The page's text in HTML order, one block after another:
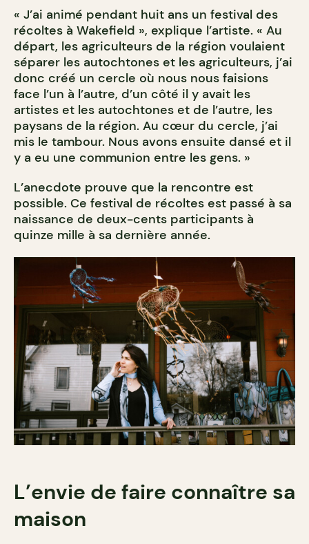
« J’ai animé pendant huit ans un festival des
récoltes à Wakefield », explique l’artiste. « Au
départ, les agriculteurs de la région voulaient
séparer les autochtones et les agriculteurs, j’ai
donc créé un cercle où nous nous faisions
face l’un à l’autre, d’un côté il y avait les
artistes et les autochtones et de l’autre, les
paysans de la région. Au cœur du cercle, j’ai
mis le tambour. Nous avons ensuite dansé et il
y a eu une communion entre les gens. »
L’anecdote prouve que la rencontre est
possible. Ce festival de récoltes est passé à sa
naissance de deux-cents participants à
quinze mille à sa dernière année.
L’envie de faire connaître sa
maison